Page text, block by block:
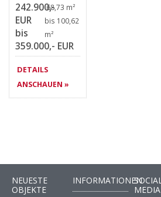
242.900,-
EUR
bis
359.000,- EUR
68,73 m²
bis 100,62
m²
DETAILS
ANSCHAUEN »
NEUESTE
OBJEKTE
INFORMATIONENSOCIAL
MEDIA